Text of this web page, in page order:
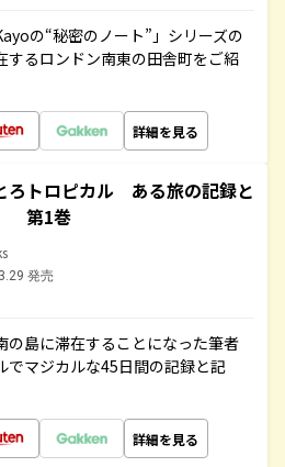
の“秘密のノート”」シリーズの
するロンドン南東の田舎町をご紹
詳細を見る
ろトロピカル ある旅の記録と
第1巻
発売
の島に滞在することになった筆者
でマジカルな45日間の記録と記
詳細を見る